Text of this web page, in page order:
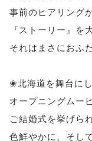
事前のヒアリング
『ストーリー』を
それはまさにおふ
❀北海道を舞台に
オープニングムー
ご結婚式を挙げら
色鮮やかに、そし